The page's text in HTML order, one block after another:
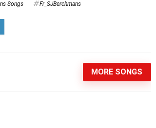
Songs Fr_SJBerchmans
MORE SONGS